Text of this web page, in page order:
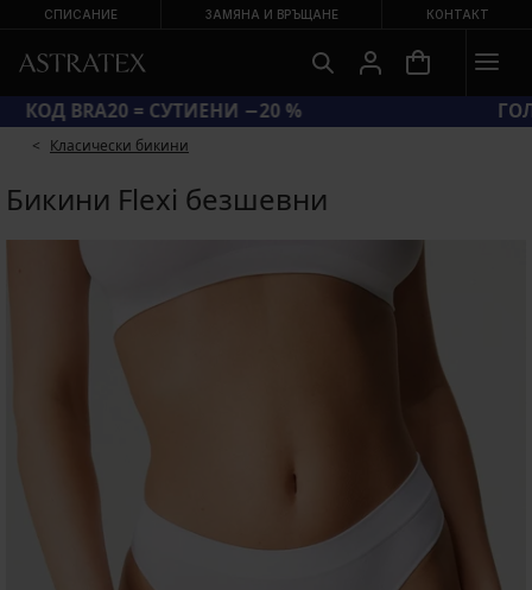
СПИСАНИЕ ЗАМЯНА И ВРЪЩАНЕ КОНТАКТ
КОД BRA20 = СУТИЕНИ −20 %
Класически бикини
Бикини Flexi безшевни